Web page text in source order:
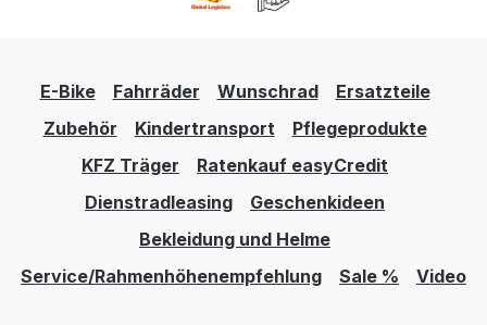
E-Bike Fahrräder Wunschrad
Ersatzteile
Zubehör
Kindertransport
Pflegeprodukte
KFZ Träger
Ratenkauf easyCredit
Dienstradleasing
Geschenkideen
Bekleidung und Helme
Service/Rahmenhöhenempfehlung
Sale % Video